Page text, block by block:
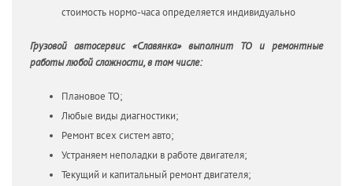
стоимость нормо-часа определяется индивидуально
Грузовой автосервис «Славянка» выполнит ТО и ремонтные
работы любой сложности, в том числе:
Плановое ТО;
Любые виды диагностики;
Ремонт всех систем авто;
Устраняем неполадки в работе двигателя;
Текущий и капитальный ремонт двигателя;